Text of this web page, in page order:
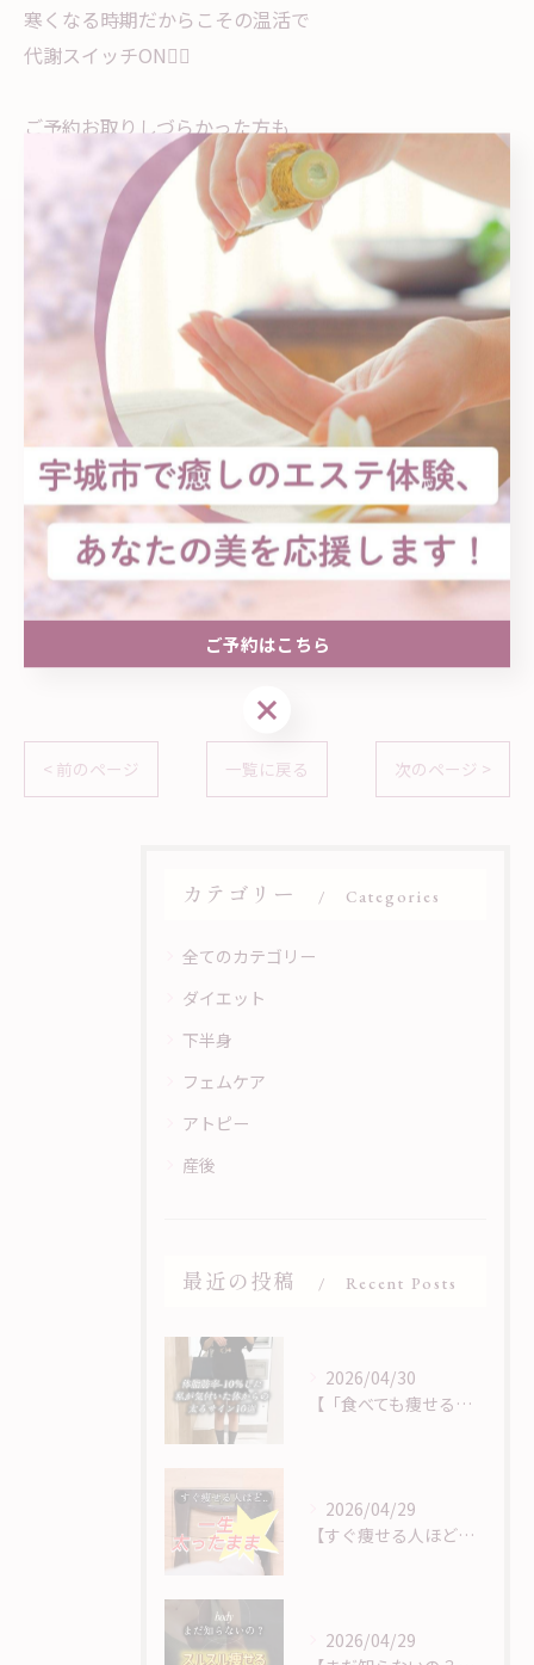
寒くなる時期だからこその温活で
代謝スイッチON❤️‍🔥
ご予約お取りしづらかった方も
この機会にぜひ体験してみてください🌟
ご質問などのお問い合わせも
お気軽にどうぞ🌷
......................................................
YOSAPARK Feliz【ヨサパーク フェリス】
📍熊本県宇城市松橋：松橋高校近く
(詳しい住所はご予約確定後にお知らせいたします)
🅿️駐車場 有
⏰10:00〜20:00 / 不定休
(時間外ご希望の方はご相談ください)
🗓️完全予約制/女性専用private salon
< 前のページ 一覧に戻る 次のページ >
カテゴリー Categories
全てのカテゴリー
ダイエット
下半身
フェムケア
アトピー
産後
最近の投稿 Recent Posts
2026/04/30
【「食べても痩せる」は、サインに気づくことから】
2026/04/29
【すぐ痩せる人ほど痩せない？！】
2026/04/29
ご予約はこちら
ご予約はこちら